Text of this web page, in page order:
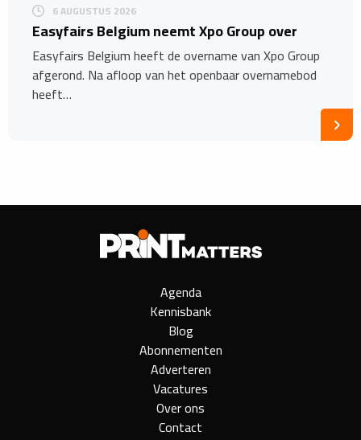
6 AUGUSTUS 2026
Easyfairs Belgium neemt Xpo Group over
Easyfairs Belgium heeft de overname van Xpo Group
afgerond. Na afloop van het openbaar overnamebod
heeft…
Agenda
Kennisbank
Blog
Abonnementen
Adverteren
Vacatures
Over ons
Contact